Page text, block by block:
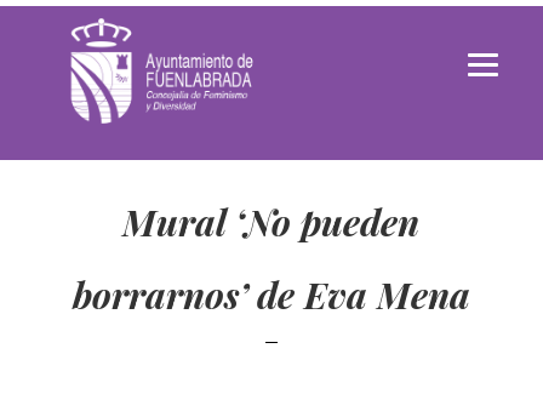
Mural ‘No pueden
borrarnos’ de Eva Mena